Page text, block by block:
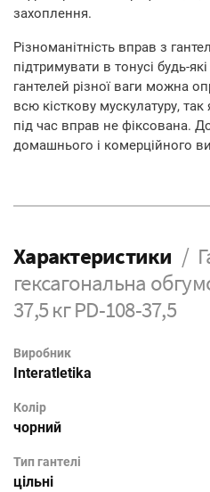
захоплення.
Різноманітність вправ з
підтримувати в тонусі будь-
гантелей різної ваги можна
всю кісткову мускулатуру, так
під час вправ не фіксована.
домашнього і комерційного
Характеристики
гексагональна
37,5 кг PD-108-37,5
Виробник
Interatletika
Колір
чорний
Тип гантелі
цільні